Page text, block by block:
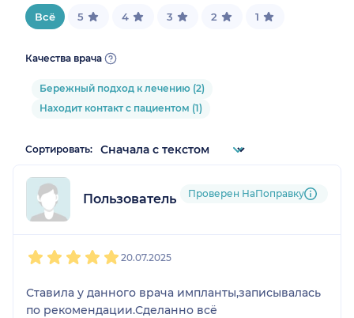
Всё 5 4 3 2 1
Качества врача
Бережный подход к лечению (2)
Находит контакт с пациентом (1)
Сортировать:
Пользователь НаПоправку
Проверен НаПоправку
20.07.2025
Ставила у данного врача импланты,записывалась
по рекомендации.Сделанно всё